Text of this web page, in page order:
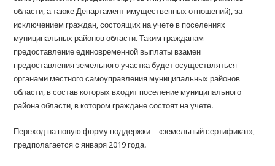
области, а также Департамент имущественных отношений), за
исключением граждан, состоящих на учете в поселениях
муниципальных районов области. Таким гражданам
предоставление единовременной выплаты взамен
предоставления земельного участка будет осуществляться
органами местного самоуправления муниципальных районов
области, в состав которых входит поселение муниципального
района области, в котором граждане состоят на учете.
Переход на новую форму поддержки – «земельный сертификат»,
предполагается с января 2019 года.